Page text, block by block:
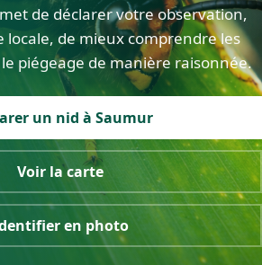
de déclarer votre observation,
locale, de mieux comprendre les
piégeage de manière raisonnée.
un nid à Saumur
Voir la carte
en photo